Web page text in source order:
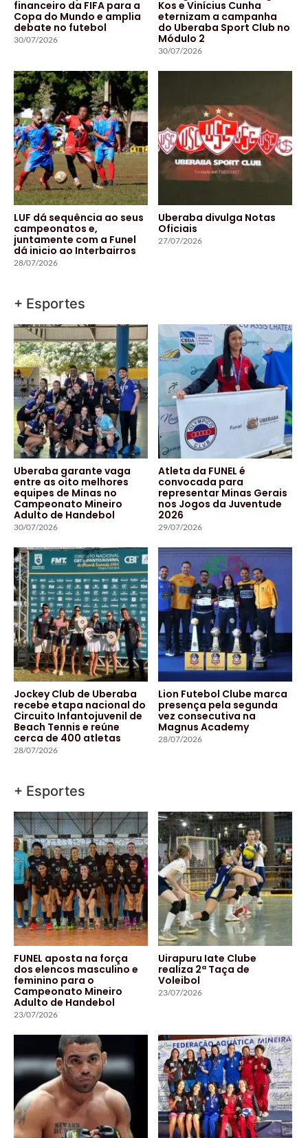
financeiro da FIFA para a
Copa do Mundo e amplia
debate no futebol
30/07/2026
Kos e Vinícius Cunha
eternizam a campanha
do Uberaba Sport Club no
Módulo 2
30/07/2026
LUF dá sequência ao seus
campeonatos e,
juntamente com a Funel
dá inicio ao Interbairros
28/07/2026
Uberaba divulga Notas
Oficiais
27/07/2026
+ Esportes
Uberaba garante vaga
entre as oito melhores
equipes de Minas no
Campeonato Mineiro
Adulto de Handebol
30/07/2026
Atleta da FUNEL é
convocada para
representar Minas Gerais
nos Jogos da Juventude
2026
29/07/2026
Jockey Club de Uberaba
recebe etapa nacional do
Circuito Infantojuvenil de
Beach Tennis e reúne
cerca de 400 atletas
28/07/2026
Lion Futebol Clube marca
presença pela segunda
vez consecutiva na
Magnus Academy
28/07/2026
+ Esportes
FUNEL aposta na força
dos elencos masculino e
feminino para o
Campeonato Mineiro
Adulto de Handebol
23/07/2026
Uirapuru Iate Clube
realiza 2ª Taça de
Voleibol
23/07/2026